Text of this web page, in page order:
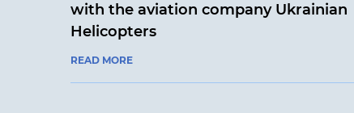
with the aviation company Ukrainian
Helicopters
READ MORE